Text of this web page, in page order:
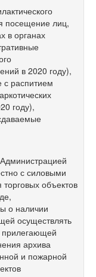
посещение лиц,
в органах
в 2020 году),
с распитием
году),
с силовыми
объектов
о наличии
осуществлять
прилегающей
архива
и пожарной